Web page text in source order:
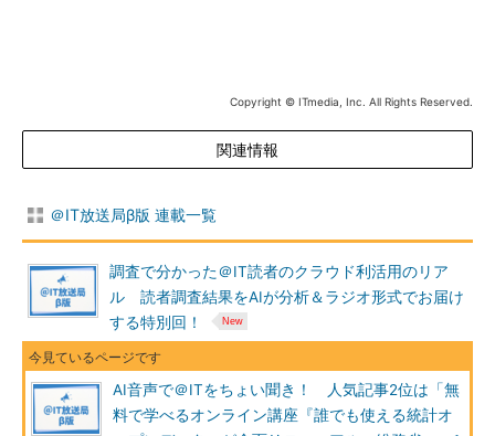
Copyright © ITmedia, Inc. All Rights Reserved.
関連情報
＠IT放送局β版 連載一覧
調査で分かった＠IT読者のクラウド利活用のリア
ル 読者調査結果をAIが分析＆ラジオ形式でお届け
する特別回！
AI音声で＠ITをちょい聞き！ 人気記事2位は「無
料で学べるオンライン講座『誰でも使える統計オ